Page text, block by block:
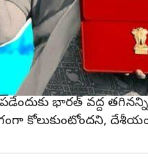
ఇబ్బంది లేదు:
పెంచే అవకాశం ఉన్న
భారత్ వద్ద
కోలుకుంటోందని,